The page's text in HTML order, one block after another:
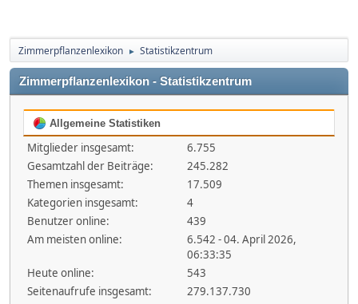
Zimmerpflanzenlexikon ► Statistikzentrum
Zimmerpflanzenlexikon - Statistikzentrum
Allgemeine Statistiken
Mitglieder insgesamt:
6.755
Gesamtzahl der Beiträge:
245.282
Themen insgesamt:
17.509
Kategorien insgesamt:
4
Benutzer online:
439
Am meisten online:
6.542 - 04. April 2026,
06:33:35
Heute online:
543
Seitenaufrufe insgesamt:
279.137.730